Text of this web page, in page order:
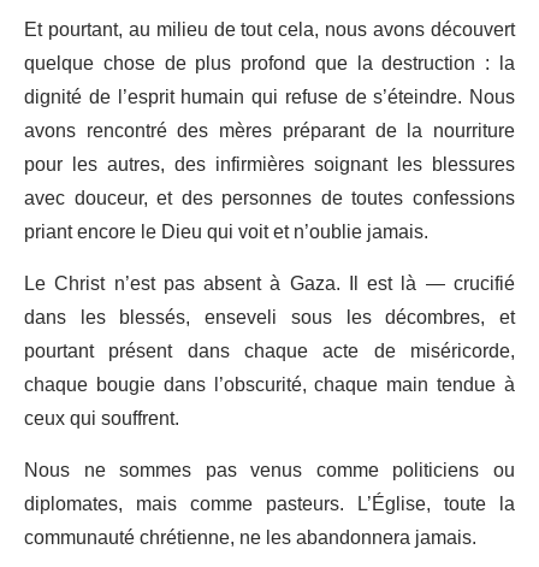
Et pourtant, au milieu de tout cela, nous avons découvert
quelque chose de plus profond que la destruction : la
dignité de l’esprit humain qui refuse de s’éteindre. Nous
avons rencontré des mères préparant de la nourriture
pour les autres, des infirmières soignant les blessures
avec douceur, et des personnes de toutes confessions
priant encore le Dieu qui voit et n’oublie jamais.
Le Christ n’est pas absent à Gaza. Il est là — crucifié
dans les blessés, enseveli sous les décombres, et
pourtant présent dans chaque acte de miséricorde,
chaque bougie dans l’obscurité, chaque main tendue à
ceux qui souffrent.
Nous ne sommes pas venus comme politiciens ou
diplomates, mais comme pasteurs. L’Église, toute la
communauté chrétienne, ne les abandonnera jamais.